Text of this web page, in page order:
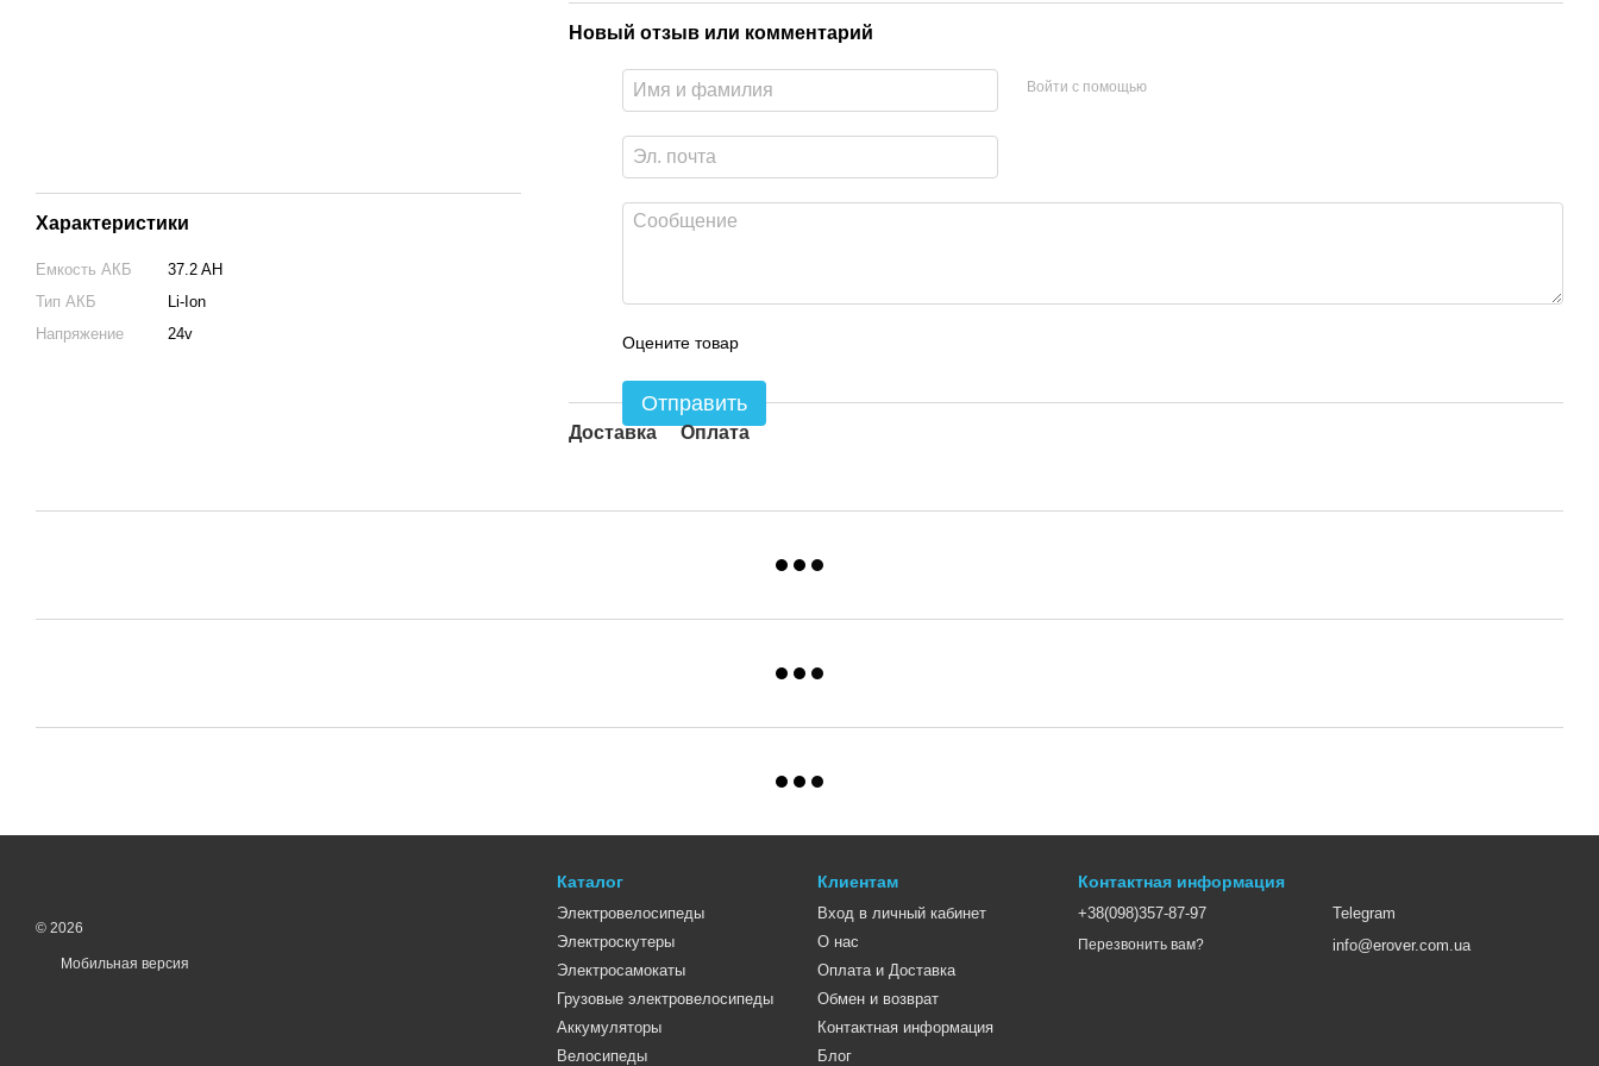
Характеристики
Емкость АКБ
37.2 AH
Тип АКБ
Li-Ion
Напряжение
24v
Новый отзыв или комментарий
Войти с помощью
Оцените товар
Отправить
Доставка Оплата
© 2026
Мобильная версия
Каталог
Электровелосипеды
Электроскутеры
Электросамокаты
Грузовые электровелосипеды
Аккумуляторы
Велосипеды
Клиентам
Вход в личный кабинет
О нас
Оплата и Доставка
Обмен и возврат
Контактная информация
Блог
Контактная информация
+38(098)357-87-97
Перезвонить вам?
Telegram
info@erover.com.ua